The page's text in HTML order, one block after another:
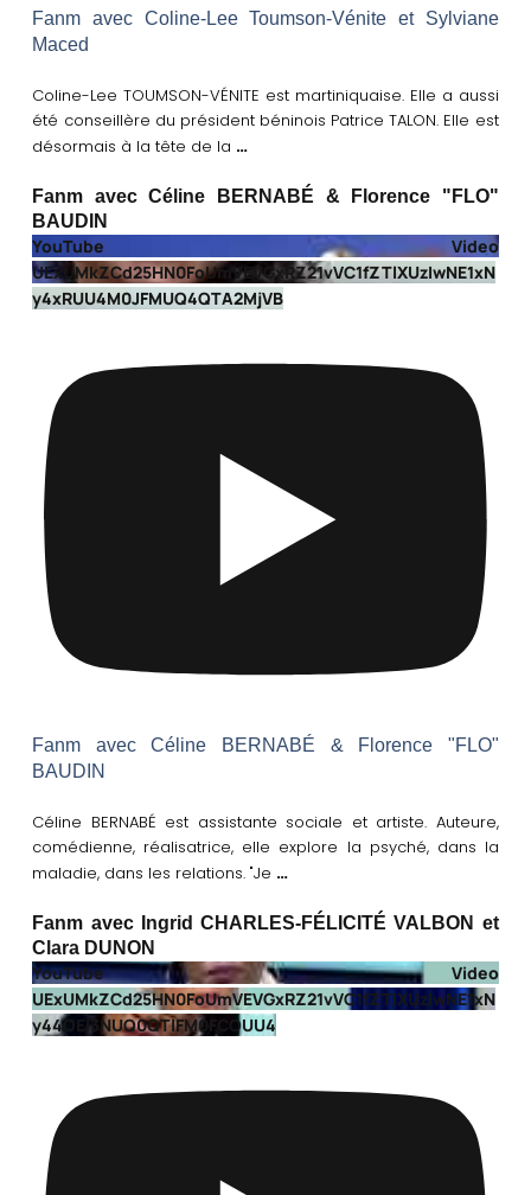
Fanm avec Coline-Lee Toumson-Vénite et Sylviane
Maced
Coline-Lee TOUMSON-VÉNITE est martiniquaise. Elle a aussi
été conseillère du président béninois Patrice TALON. Elle est
désormais à la tête de la …
Fanm avec Céline BERNABÉ & Florence "FLO"
BAUDIN
YouTube Video
UExUMkZCd25HN0FoUmVEVGxRZ21vVC1fZTlXUzIwNE1xN
y4xRUU4M0JFMUQ4QTA2MjVB
Fanm avec Céline BERNABÉ & Florence "FLO"
BAUDIN
Céline BERNABÉ est assistante sociale et artiste. Auteure,
comédienne, réalisatrice, elle explore la psyché, dans la
maladie, dans les relations. "Je …
Fanm avec Ingrid CHARLES-FÉLICITÉ VALBON et
Clara DUNON
YouTube Video
UExUMkZCd25HN0FoUmVEVGxRZ21vVC1fZTlXUzIwNE1xN
y44OEI3NUQ0QTlFM0FCOUU4